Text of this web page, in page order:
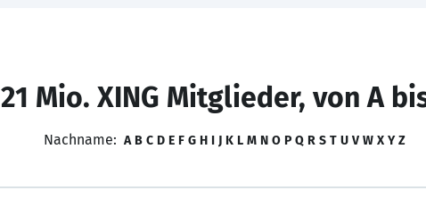
21 Mio. XING Mitglieder, von A
Nachname: A B C D E F G H I J K L M N O P Q R S T U V W X Y Z